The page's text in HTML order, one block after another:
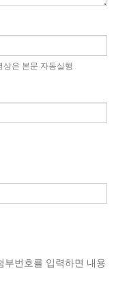
상은 본문 자동실행
부번호를 입력하면 내용